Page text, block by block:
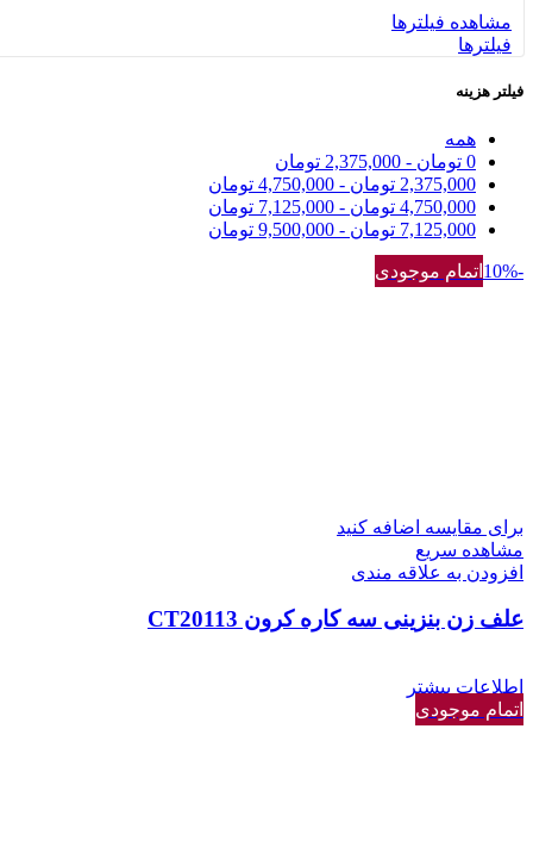
مشاهده فیلترها
فیلترها
فیلتر هزینه
همه
0 تومان -
2,375,000 تومان
2,375,000 تومان -
4,750,000 تومان
4,750,000 تومان -
7,125,000 تومان
7,125,000 تومان -
9,500,000 تومان
-10% اتمام موجودی
برای مقایسه اضافه کنید
مشاهده سریع
افزودن به علاقه مندی
علف زن بنزینی سه کاره کرون CT20113
اطلاعات بیشتر
اتمام موجودی